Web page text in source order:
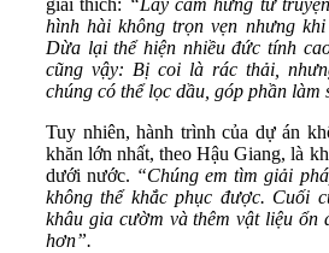
giải thích: “Lấy cảm hứng từ
hình hài không trọn vẹn nhưng
Dừa lại thể hiện nhiều đức tính
cũng vậy: Bị coi là rác thải,
chúng có thể lọc dầu, góp phần làm
Tuy nhiên, hành trình của dự án
khăn lớn nhất, theo Hậu Giang, là
dưới nước. “Chúng em tìm giải
không thể khắc phục được. Cuối
khâu gia cườm và thêm vật liệu ổn
hơn”.